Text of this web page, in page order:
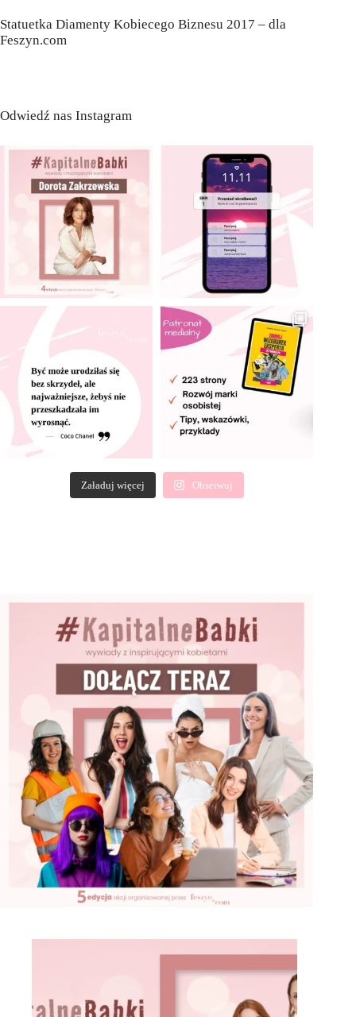
Statuetka Diamenty Kobiecego Biznesu 2017 – dla
Feszyn.com
Odwiedź nas Instagram
Załaduj więcej Obserwuj